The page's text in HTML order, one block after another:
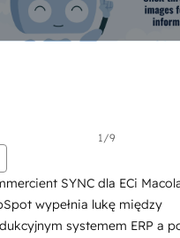
1/9
SYNC dla ECi
wypełnia lukę między
systemem ERP a